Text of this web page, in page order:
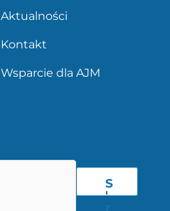
Aktualności
Kontakt
Wsparcie dla AJM
S
'